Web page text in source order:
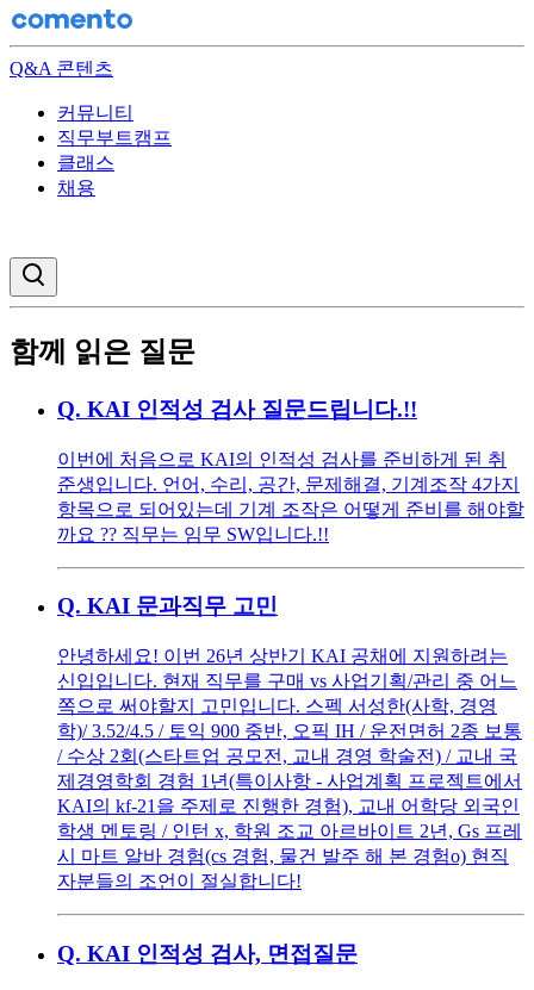
Q&A 콘텐츠
커뮤니티
직무부트캠프
클래스
채용
함께 읽은 질문
Q. KAI 인적성 검사 질문드립니다.!!
이번에 처음으로 KAI의 인적성 검사를 준비하게 된 취
준생입니다. 언어, 수리, 공간, 문제해결, 기계조작 4가지
항목으로 되어있는데 기계 조작은 어떻게 준비를 해야할
까요 ?? 직무는 임무 SW입니다.!!
Q. KAI 문과직무 고민
안녕하세요! 이번 26년 상반기 KAI 공채에 지원하려는
신입입니다. 현재 직무를 구매 vs 사업기획/관리 중 어느
쪽으로 써야할지 고민입니다. 스펙 서성한(사학, 경영
학)/ 3.52/4.5 / 토익 900 중반, 오픽 IH / 운전면허 2종 보통
/ 수상 2회(스타트업 공모전, 교내 경영 학술전) / 교내 국
제경영학회 경험 1년(특이사항 - 사업계획 프로젝트에서
KAI의 kf-21을 주제로 진행한 경험), 교내 어학당 외국인
학생 멘토링 / 인턴 x, 학원 조교 아르바이트 2년, Gs 프레
시 마트 알바 경험(cs 경험, 물건 발주 해 본 경험o) 현직
자분들의 조언이 절실합니다!
Q. KAI 인적성 검사, 면접질문